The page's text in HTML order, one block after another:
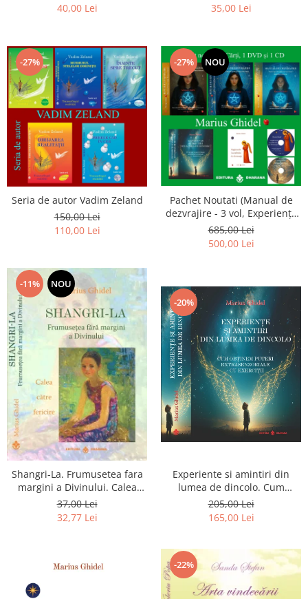
catre fericire
40,00 Lei
dimineață
35,00 Lei
-27%
Seria de autor Vadim Zeland
150,00 Lei
110,00 Lei
-27% NOU
Pachet Noutati (Manual de
dezvrajire - 3 vol, Experiențe
și amintiri, Rugăciunile
Luceafarului de dimineata) -
Marius Ghidel
685,00 Lei
500,00 Lei
-11% NOU
Shangri-La. Frumusetea fara
margini a Divinului. Calea
catre fericire
37,00 Lei
32,77 Lei
-20%
Experiente si amintiri din
lumea de dincolo. Cum
obtinem puteri
extrasenzoriale - cu exercitii
205,00 Lei
165,00 Lei
-22%